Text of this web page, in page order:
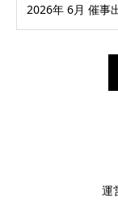
2026年 6月 催事
運